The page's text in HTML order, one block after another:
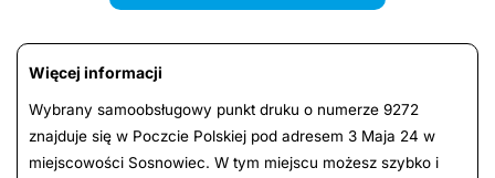
Więcej informacji
Wybrany samoobsługowy punkt druku o numerze 9272
znajduje się w Poczcie Polskiej pod adresem 3 Maja 24 w
miejscowości Sosnowiec. W tym miejscu możesz szybko i